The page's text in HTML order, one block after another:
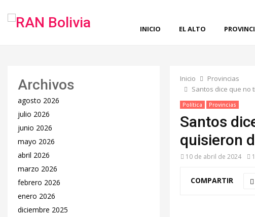
INICIO EL ALTO
Inicio
Provincias
Santos dice que no
Política Provincias
Santos
quisieron
10 de abril de 2024
COMPARTIR
Archivos
agosto 2026
julio 2026
junio 2026
mayo 2026
abril 2026
marzo 2026
febrero 2026
enero 2026
diciembre 2025